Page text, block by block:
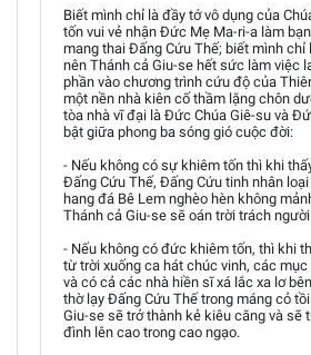
Biết mình chỉ là đầy tớ vô dụng của
tốn vui vẻ nhận Đức Mẹ Ma-ri-a làm
mang thai Đấng Cứu Thế; biết mình chỉ
nên Thánh cả Giu-se hết sức làm việc
phần vào chương trình cứu độ của
một nền nhà kiên cố thầm lặng chôn
tòa nhà vĩ đại là Đức Chúa Giê-su và
bật giữa phong ba sóng gió cuộc đời:
- Nếu không có sự khiêm tốn thì khi
Đấng Cứu Thế, Đấng Cứu tinh nhân
hang đá Bê Lem nghèo hèn không
Thánh cả Giu-se sẽ oán trời trách người.
- Nếu không có đức khiêm tốn, thì khi
từ trời xuống ca hát chúc vinh, các mục
và có cả các nhà hiền sĩ xá lắc xa lơ
thờ lạy Đấng Cứu Thế trong máng cỏ
Giu-se sẽ trở thành kẻ kiêu căng và sẽ
đình lên cao trong cao ngạo.